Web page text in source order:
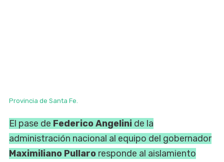
Provincia de Santa Fe.
El pase de Federico Angelini de la
administración nacional al equipo del gobernador
Maximiliano Pullaro responde al aislamiento